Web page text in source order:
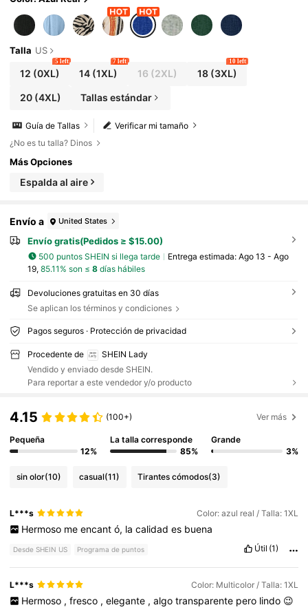
o africano, vestido de verano para mujer
Talla US
12 (0XL)
5 left
14 (1XL)
7 left
16 (2XL) 18(3XL)
10 left
20(4XL) Tallas estándar
Verificar mi tamaño
Guía de Tallas
¿No es tu talla? Dinos
Más Opciones
Espalda al aire
Envío a United States
Envío gratis(Pedidos ≥ $15.00)
500 puntos SHEIN si llega tarde Entrega estimada: Ago 13 - Ago
19, 85.11% son ≤ 8días hábiles
Devoluciones gratuitas en 30 días
Se aplican los términos y condiciones
Pagos seguros · Protección de privacidad
Procedente de
SHEIN Lady
Vendido y enviado desde SHEIN.
Para reportar a este vendedor y/o producto
4.15 (100+) Ver más
Pequeña
12%
La talla corresponde
85%
Grande
3%
sin olor(10) casual(11) Tirantes cómodos(3)
L***s Color: azul real / Talla: 1XL
Hermoso me encant ó, la calidad es buena
Desde SHEIN US Programa de puntos Útil (1)
L***s Color: Multicolor / Talla: 1XL
Hermoso , fresco , elegante , algo transparente pero lindo 😉